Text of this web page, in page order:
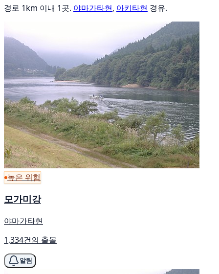
경로 1km 이내 1곳. 야마가타현, 아키타현 경유.
높은 위험
모가미강
야마가타현
1,334건의 출몰
알림